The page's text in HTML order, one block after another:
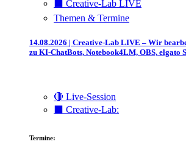
⬛️ Creative-Lab LIVE
Themen & Termine
14.08.2026 | Creative-Lab LIVE – Wir
zu KI-ChatBots, Notebook4LM, OBS, elgato
🔴 Live-Session
⬛️ Creative-Lab:
Termine: